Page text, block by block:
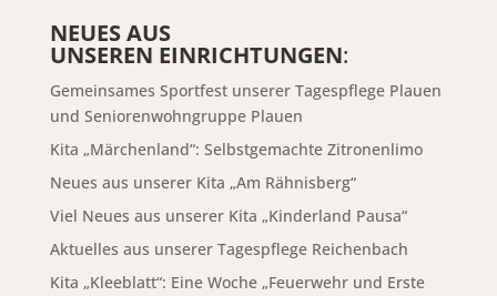
NEUES AUS
UNSEREN EINRICHTUNGEN:
Gemeinsames Sportfest unserer Tagespflege Plauen
und Seniorenwohngruppe Plauen
Kita „Märchenland“: Selbstgemachte Zitronenlimo
Neues aus unserer Kita „Am Rähnisberg“
Viel Neues aus unserer Kita „Kinderland Pausa“
Aktuelles aus unserer Tagespflege Reichenbach
Kita „Kleeblatt“: Eine Woche „Feuerwehr und Erste